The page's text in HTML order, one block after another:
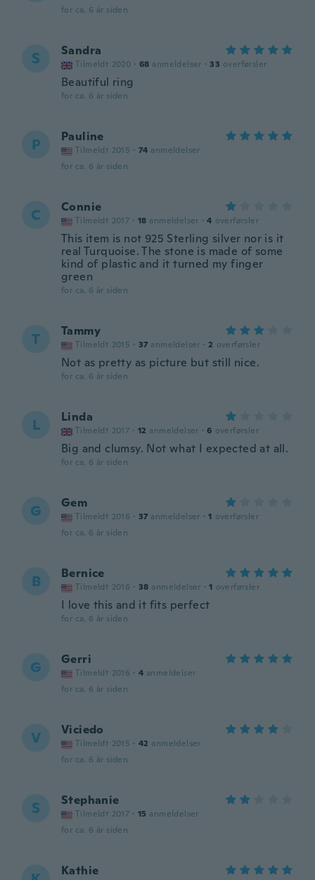
for ca. 6 år siden
S Sandra
Tilmeldt 2020 · 68 anmeldelser · 33 overførsler
Beautiful ring
for ca. 6 år siden
P Pauline
Tilmeldt 2015 · 74 anmeldelser
for ca. 6 år siden
C Connie
Tilmeldt 2017 · 18 anmeldelser · 4 overførsler
This item is not 925 Sterling silver nor is it
real Turquoise. The stone is made of some
kind of plastic and it turned my finger
green
for ca. 6 år siden
T Tammy
Tilmeldt 2015 · 37 anmeldelser · 2 overførsler
Not as pretty as picture but still nice.
for ca. 6 år siden
L Linda
Tilmeldt 2017 · 12 anmeldelser · 6 overførsler
Big and clumsy. Not what I expected at all.
for ca. 6 år siden
G Gem
Tilmeldt 2016 · 37 anmeldelser · 1 overførsler
for ca. 6 år siden
B Bernice
Tilmeldt 2016 · 38 anmeldelser · 1 overførsler
I love this and it fits perfect
for ca. 6 år siden
G Gerri
Tilmeldt 2016 · 4 anmeldelser
for ca. 6 år siden
V Viciedo
Tilmeldt 2015 · 42 anmeldelser
for ca. 6 år siden
S Stephanie
Tilmeldt 2017 · 15 anmeldelser
for ca. 6 år siden
Kathie